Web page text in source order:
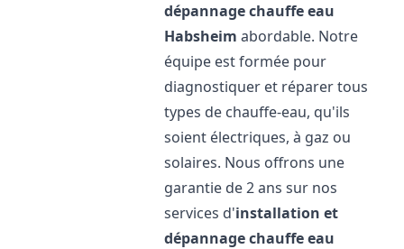
dépannage chauffe eau
Habsheim abordable. Notre
équipe est formée pour
diagnostiquer et réparer tous
types de chauffe-eau, qu'ils
soient électriques, à gaz ou
solaires. Nous offrons une
garantie de 2 ans sur nos
services d'installation et
dépannage chauffe eau